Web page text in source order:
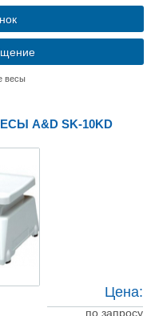
весы
A&D SK-10KD
Цена:
по запросу